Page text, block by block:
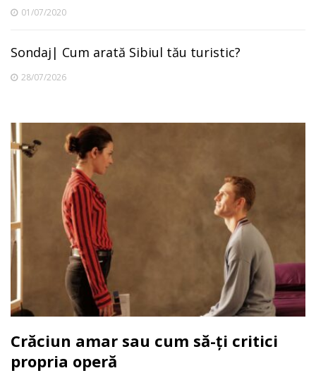
01/07/2020
Sondaj| Cum arată Sibiul tău turistic?
28/07/2026
Crăciun amar sau cum să-ți critici
propria operă